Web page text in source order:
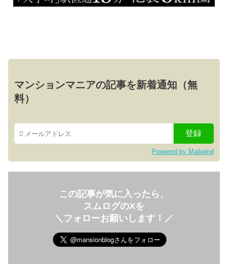
マンションマニアの記事を新着通知（無
料）
Powered by Mailwind
この記事が気に入ったら、
スムログのXを
＼フォローお願いします！／